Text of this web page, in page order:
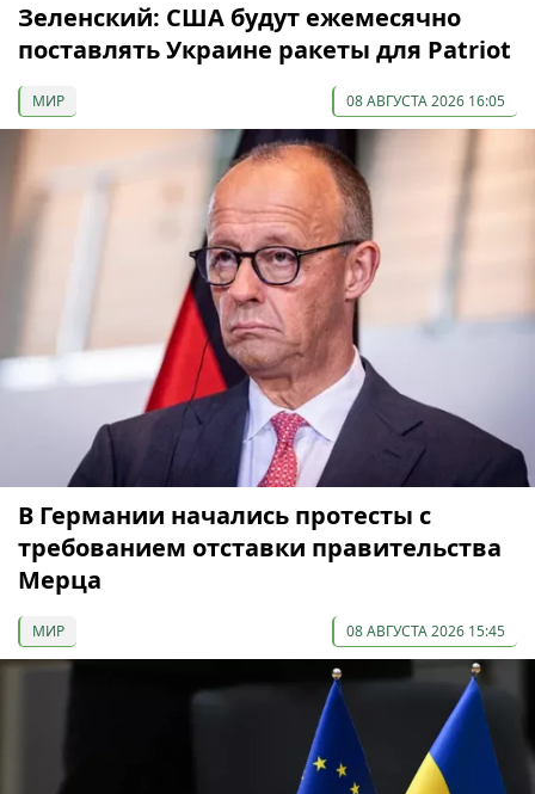
Зеленский: США будут ежемесячно
поставлять Украине ракеты для Patriot
МИР 08 АВГУСТА 2026 16:05
В Германии начались протесты с
требованием отставки правительства
Мерца
МИР 08 АВГУСТА 2026 15:45